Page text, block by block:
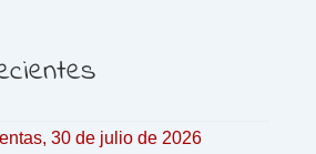
30 de julio de 2026